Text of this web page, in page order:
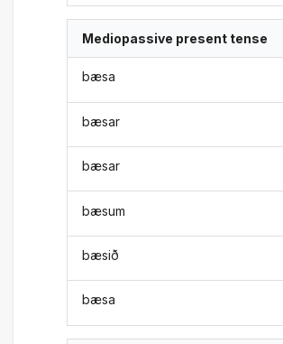
Mediopassive present tense
bæsa
bæsar
bæsar
bæsum
bæsið
bæsa